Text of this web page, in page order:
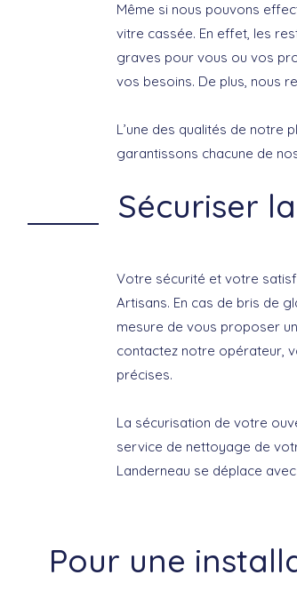
Même si nous pouvons
vitre cassée. En effet, les
graves pour vous ou vos
vos besoins. De plus, nous
L’une des qualités de notre
garantissons chacune de
Sécuriser
Votre sécurité et votre
Artisans. En cas de bris de
mesure de vous proposer
contactez notre opérateur,
précises.
La sécurisation de votre
service de nettoyage de
Landerneau se déplace
Pour une